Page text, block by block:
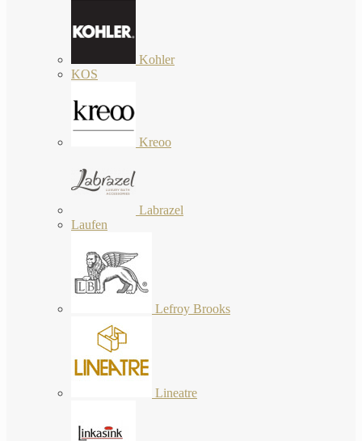
Kohler
KOS
Kreoo
Labrazel
Laufen
Lefroy Brooks
Lineatre